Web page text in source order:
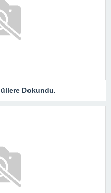
Dokundu.